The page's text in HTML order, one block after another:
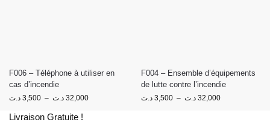
F006 – Téléphone à utiliser en
cas d’incendie
3,500 د.ت – 32,000 د.ت
F004 – Ensemble d’équipements
de lutte contre l’incendie
3,500 د.ت – 32,000 د.ت
Livraison Gratuite !